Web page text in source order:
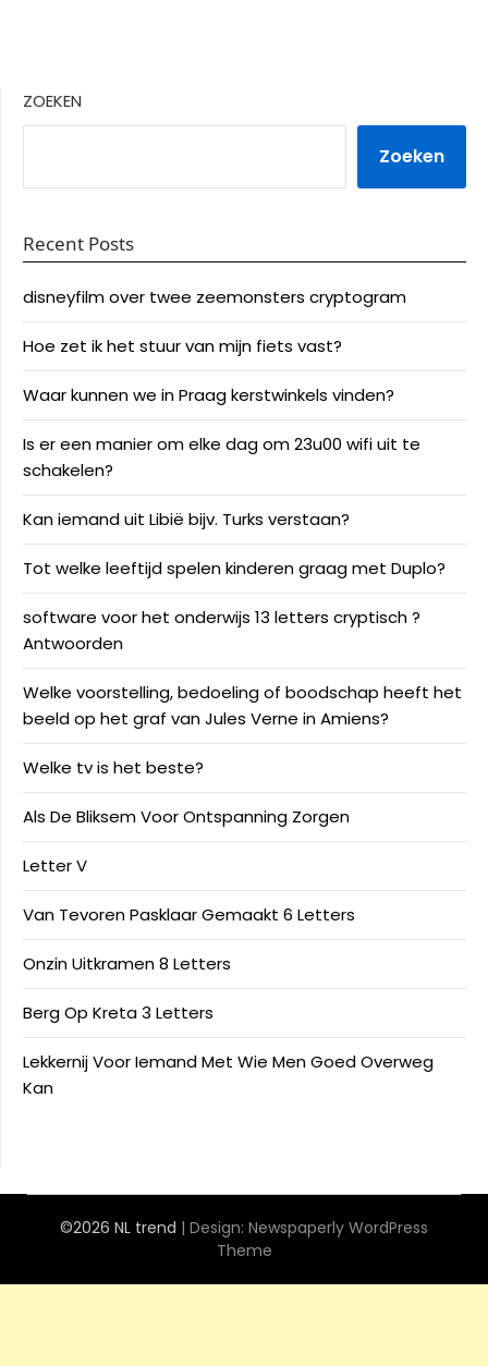
ZOEKEN
Zoeken
Recent Posts
disneyfilm over twee zeemonsters cryptogram
Hoe zet ik het stuur van mijn fiets vast?
Waar kunnen we in Praag kerstwinkels vinden?
Is er een manier om elke dag om 23u00 wifi uit te
schakelen?
Kan iemand uit Libië bijv. Turks verstaan?
Tot welke leeftijd spelen kinderen graag met Duplo?
software voor het onderwijs 13 letters cryptisch ?
Antwoorden
Welke voorstelling, bedoeling of boodschap heeft het
beeld op het graf van Jules Verne in Amiens?
Welke tv is het beste?
Als De Bliksem Voor Ontspanning Zorgen
Letter V
Van Tevoren Pasklaar Gemaakt 6 Letters
Onzin Uitkramen 8 Letters
Berg Op Kreta 3 Letters
Lekkernij Voor Iemand Met Wie Men Goed Overweg
Kan
©2026 NL trend | Design: Newspaperly WordPress
Theme